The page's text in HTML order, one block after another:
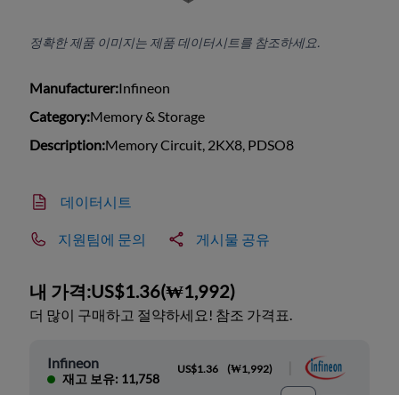
정확한 제품 이미지는 제품 데이터시트를 참조하세요.
Manufacturer:Infineon
Category:Memory & Storage
Description:Memory Circuit, 2KX8, PDSO8
데이터시트
지원팀에 문의 게시물 공유
내 가격:US$1.36(₩1,992)
더 많이 구매하고 절약하세요! 참조 가격표.
Infineon
재고 보유: 11,758
US$1.36 (₩1,992)